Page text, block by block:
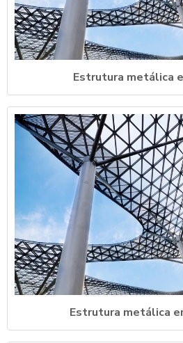
Estrutura metálica
Estrutura metálica